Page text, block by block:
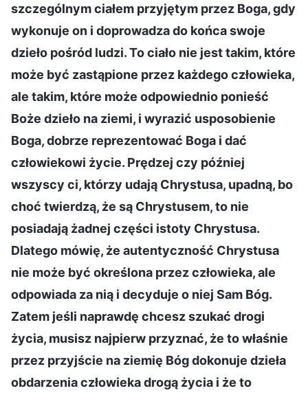
szczególnym ciałem przyjętym przez Boga, gdy
wykonuje on i doprowadza do końca swoje
dzieło pośród ludzi. To ciało nie jest takim, które
może być zastąpione przez każdego człowieka,
ale takim, które może odpowiednio ponieść
Boże dzieło na ziemi, i wyrazić usposobienie
Boga, dobrze reprezentować Boga i dać
człowiekowi życie. Prędzej czy później
wszyscy ci, którzy udają Chrystusa, upadną, bo
choć twierdzą, że są Chrystusem, to nie
posiadają żadnej części istoty Chrystusa.
Dlatego mówię, że autentyczność Chrystusa
nie może być określona przez człowieka, ale
odpowiada za nią i decyduje o niej Sam Bóg.
Zatem jeśli naprawdę chcesz szukać drogi
życia, musisz najpierw przyznać, że to właśnie
przez przyjście na ziemię Bóg dokonuje dzieła
obdarzenia człowieka drogą życia i że to